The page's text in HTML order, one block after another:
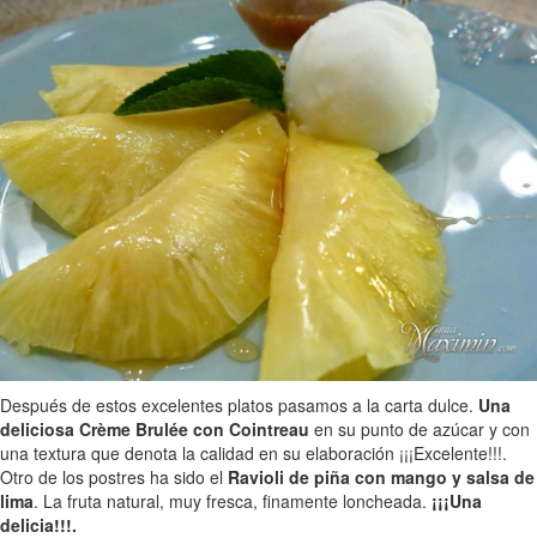
Después de estos excelentes platos pasamos a la carta dulce. Una
deliciosa Crème Brulée con Cointreau en su punto de azúcar y con
una textura que denota la calidad en su elaboración ¡¡¡Excelente!!!.
Otro de los postres ha sido el Ravioli de piña con mango y salsa de
lima. La fruta natural, muy fresca, finamente loncheada. ¡¡¡Una
delicia!!!.